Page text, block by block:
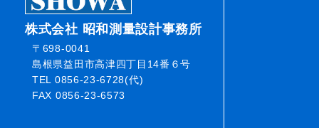
株式会社 昭和測量設計事務所
〒698-0041
島根県益田市高津四丁目14番６号
TEL 0856-23-6728(代)
FAX 0856-23-6573